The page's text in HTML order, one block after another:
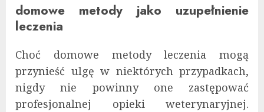
domowe metody jako uzupełnienie
leczenia
Choć domowe metody leczenia mogą
przynieść ulgę w niektórych przypadkach,
nigdy nie powinny one zastępować
profesjonalnej opieki weterynaryjnej.